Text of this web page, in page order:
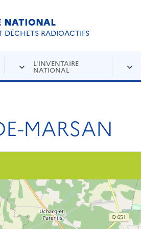
NATIONAL
DÉCHETS RADIOACTIFS
L'INVENTAIRE
NATIONAL
MARSAN